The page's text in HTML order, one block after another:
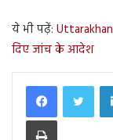
ये भी पढ़ें:
दिए जांच के आदेश
Print